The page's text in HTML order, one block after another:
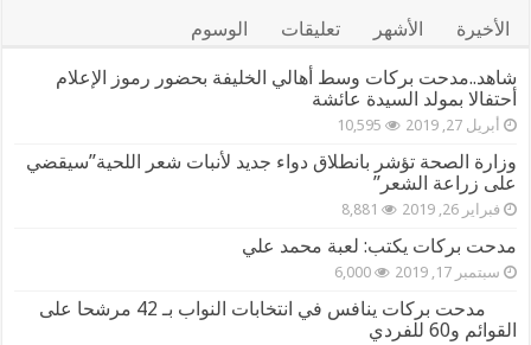
الأخيرة الأشهر تعليقات الوسوم
شاهد..مدحت بركات وسط أهالي الخليفة بحضور رموز الإعلام
أحتفالا بمولد السيدة عائشة
أبريل 27, 2019 10,595
وزارة الصحة تؤشر بانطلاق دواء جديد لأنبات شعر اللحية”سيقضي
على زراعة الشعر”
فبراير 26, 2019 8,881
مدحت بركات يكتب: لعبة محمد علي
سبتمبر 17, 2019 6,000
مدحت بركات ينافس في انتخابات النواب بـ 42 مرشحا على
القوائم و60 للفردي